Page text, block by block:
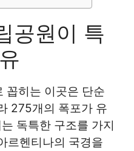
공원이 특
꼽히는 이곳은 단순
275개의 폭포가 유
독특한 구조를 가지
르헨티나의 국경을